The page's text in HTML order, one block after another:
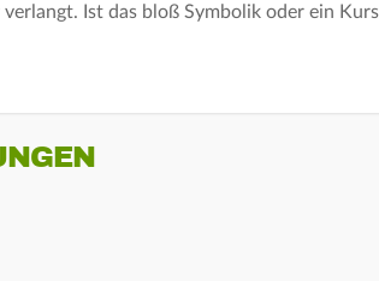
verlangt. Ist das bloß Symbolik oder ein